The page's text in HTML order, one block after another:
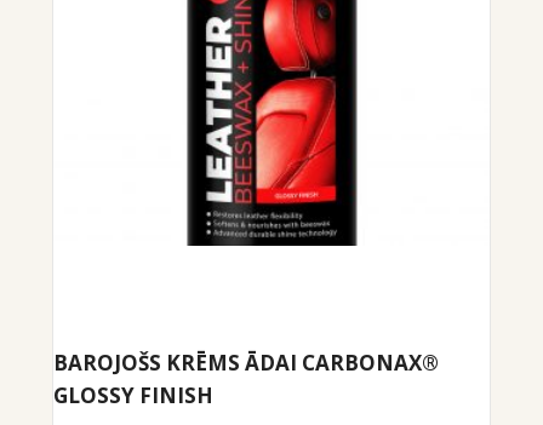
BAROJOŠS KRĒMS ĀDAI CARBONAX®
GLOSSY FINISH